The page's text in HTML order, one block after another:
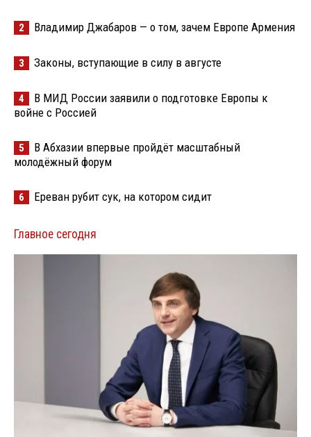
2 Владимир Джабаров — о том, зачем Европе Армения
3 Законы, вступающие в силу в августе
4
В МИД России заявили о подготовке Европы к
войне с Россией
5
В Абхазии впервые пройдёт масштабный
молодёжный форум
6 Ереван рубит сук, на котором сидит
Главное сегодня